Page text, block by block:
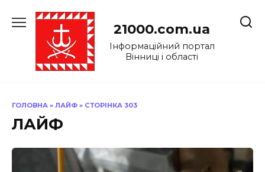
до
21000.com.ua
Інформаційний портал
Вінниці і області
ГОЛОВНА » ЛАЙФ » СТОРІНКА 303
ЛАЙФ